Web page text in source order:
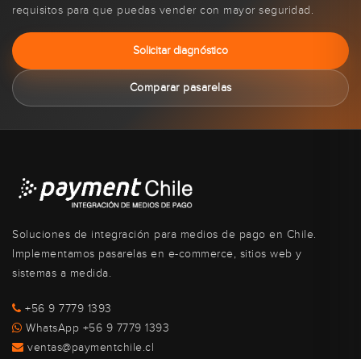
requisitos para que puedas vender con mayor seguridad.
Solicitar diagnóstico
Comparar pasarelas
Soluciones de integración para medios de pago en Chile.
Implementamos pasarelas en e-commerce, sitios web y
sistemas a medida.
+56 9 7779 1393
WhatsApp +56 9 7779 1393
ventas@paymentchile.cl